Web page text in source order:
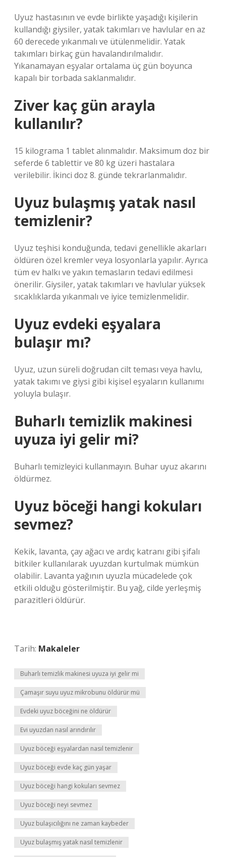
Uyuz hastasının ve evde birlikte yaşadığı kişilerin
kullandığı giysiler, yatak takımları ve havlular en az
60 derecede yıkanmalı ve ütülenmelidir. Yatak
takımları birkaç gün havalandırılmalıdır.
Yıkanamayan eşyalar ortalama üç gün boyunca
kapalı bir torbada saklanmalıdır.
Ziver kaç gün arayla
kullanılır?
15 kilograma 1 tablet alınmalıdır. Maksimum doz bir
seferde 6 tablettir ve 80 kg üzeri hastalara
verilebilir. İkinci doz 8. günde tekrarlanmalıdır.
Uyuz bulaşmış yatak nasıl
temizlenir?
Uyuz teşhisi konduğunda, tedavi genellikle akarları
öldüren özel kremler veya losyonlarla yapılır. Ayrıca
tüm ev halkı ve yakın temasların tedavi edilmesi
önerilir. Giysiler, yatak takımları ve havlular yüksek
sıcaklıklarda yıkanmalı ve iyice temizlenmelidir.
Uyuz evdeki eşyalara
bulaşır mı?
Uyuz, uzun süreli doğrudan cilt teması veya havlu,
yatak takımı ve giysi gibi kişisel eşyaların kullanımı
yoluyla bulaşır.
Buharlı temizlik makinesi
uyuza iyi gelir mi?
Buharlı temizleyici kullanmayın. Buhar uyuz akarını
öldürmez.
Uyuz böceği hangi kokuları
sevmez?
Kekik, lavanta, çay ağacı ve ardıç katranı gibi şifalı
bitkiler kullanılarak uyuzdan kurtulmak mümkün
olabilir. Lavanta yağının uyuzla mücadelede çok
etkili olduğu gösterilmiştir. Bu yağ, cilde yerleşmiş
parazitleri öldürür.
Tarih: Makaleler
Buharlı temizlik makinesi uyuza iyi gelir mi
Çamaşır suyu uyuz mikrobunu öldürür mü
Evdeki uyuz böceğini ne öldürür
Evi uyuzdan nasıl arındırılır
Uyuz böceği eşyalardan nasıl temizlenir
Uyuz böceği evde kaç gün yaşar
Uyuz böceği hangi kokuları sevmez
Uyuz böceği neyi sevmez
Uyuz bulaşıcılığını ne zaman kaybeder
Uyuz bulaşmış yatak nasıl temizlenir